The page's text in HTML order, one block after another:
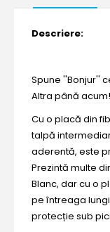
Descriere:
Spune ''Bonjur''
Altra până acum!
Cu o placă din
talpă
aderentă, este
Prezintă multe
Blanc, dar cu o
pe întreaga
protecție sub